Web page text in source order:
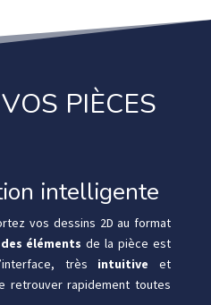
PIÈCES
intelligente
vos dessins 2D au format
éléments de la pièce est
très intuitive et
retrouver rapidement toutes